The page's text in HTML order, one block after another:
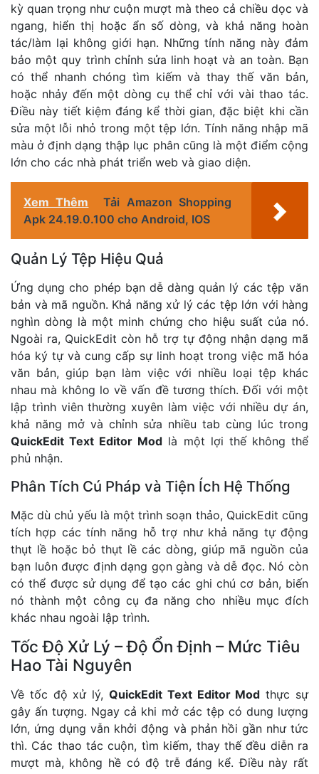
kỳ quan trọng như cuộn mượt mà theo cả chiều dọc và
ngang, hiển thị hoặc ẩn số dòng, và khả năng hoàn
tác/làm lại không giới hạn. Những tính năng này đảm
bảo một quy trình chỉnh sửa linh hoạt và an toàn. Bạn
có thể nhanh chóng tìm kiếm và thay thế văn bản,
hoặc nhảy đến một dòng cụ thể chỉ với vài thao tác.
Điều này tiết kiệm đáng kể thời gian, đặc biệt khi cần
sửa một lỗi nhỏ trong một tệp lớn. Tính năng nhập mã
màu ở định dạng thập lục phân cũng là một điểm cộng
lớn cho các nhà phát triển web và giao diện.
Xem Thêm
Tải Amazon Shopping
Apk 24.19.0.100 cho Android, IOS
Quản Lý Tệp Hiệu Quả
Ứng dụng cho phép bạn dễ dàng quản lý các tệp văn
bản và mã nguồn. Khả năng xử lý các tệp lớn với hàng
nghìn dòng là một minh chứng cho hiệu suất của nó.
Ngoài ra, QuickEdit còn hỗ trợ tự động nhận dạng mã
hóa ký tự và cung cấp sự linh hoạt trong việc mã hóa
văn bản, giúp bạn làm việc với nhiều loại tệp khác
nhau mà không lo về vấn đề tương thích. Đối với một
lập trình viên thường xuyên làm việc với nhiều dự án,
khả năng mở và chỉnh sửa nhiều tab cùng lúc trong
QuickEdit Text Editor Mod là một lợi thế không thể
phủ nhận.
Phân Tích Cú Pháp và Tiện Ích Hệ Thống
Mặc dù chủ yếu là một trình soạn thảo, QuickEdit cũng
tích hợp các tính năng hỗ trợ như khả năng tự động
thụt lề hoặc bỏ thụt lề các dòng, giúp mã nguồn của
bạn luôn được định dạng gọn gàng và dễ đọc. Nó còn
có thể được sử dụng để tạo các ghi chú cơ bản, biến
nó thành một công cụ đa năng cho nhiều mục đích
khác nhau ngoài lập trình.
Tốc Độ Xử Lý – Độ Ổn Định – Mức Tiêu
Hao Tài Nguyên
Về tốc độ xử lý, QuickEdit Text Editor Mod thực sự
gây ấn tượng. Ngay cả khi mở các tệp có dung lượng
lớn, ứng dụng vẫn khởi động và phản hồi gần như tức
thì. Các thao tác cuộn, tìm kiếm, thay thế đều diễn ra
mượt mà, không hề có độ trễ đáng kể. Điều này rất